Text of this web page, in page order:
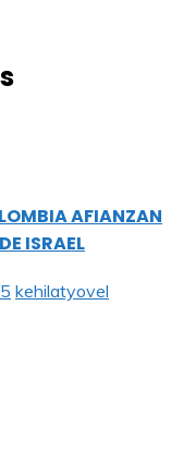
AFIANZAN
ISRAEL
kehilatyovel